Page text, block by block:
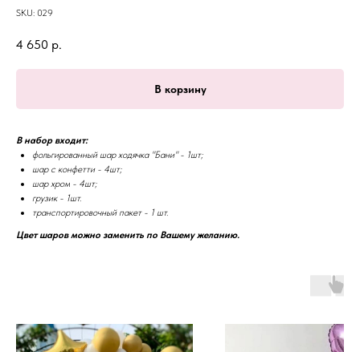
SKU: 029
4 650 р.
В корзину
В набор входит:
фольгированный шар ходячка "Бани" - 1шт;
шар с конфетти - 4шт;
шар хром - 4шт;
грузик - 1шт.
транспортировочный пакет - 1 шт.
Цвет шаров можно заменить по Вашему желанию.